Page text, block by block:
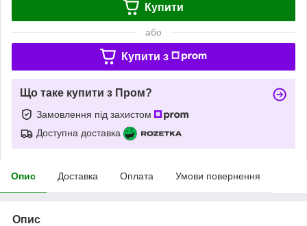
Купити
або
Купити з
Що таке купити з Пром?
Замовлення під захистом
Доступна доставка
Опис Доставка Оплата Умови повернення
Опис